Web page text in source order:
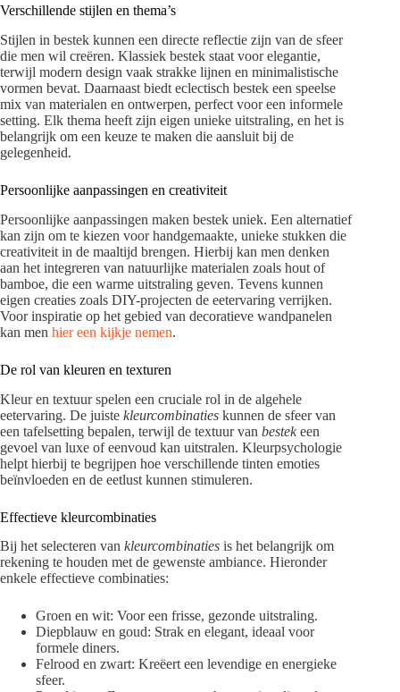
Verschillende stijlen en thema’s
Stijlen in bestek kunnen een directe reflectie zijn van de sfeer
die men wil creëren. Klassiek bestek staat voor elegantie,
terwijl modern design vaak strakke lijnen en minimalistische
vormen bevat. Daarnaast biedt eclectisch bestek een speelse
mix van materialen en ontwerpen, perfect voor een informele
setting. Elk thema heeft zijn eigen unieke uitstraling, en het is
belangrijk om een keuze te maken die aansluit bij de
gelegenheid.
Persoonlijke aanpassingen en creativiteit
Persoonlijke aanpassingen maken bestek uniek. Een alternatief
kan zijn om te kiezen voor handgemaakte, unieke stukken die
creativiteit in de maaltijd brengen. Hierbij kan men denken
aan het integreren van natuurlijke materialen zoals hout of
bamboe, die een warme uitstraling geven. Tevens kunnen
eigen creaties zoals DIY-projecten de eetervaring verrijken.
Voor inspiratie op het gebied van decoratieve wandpanelen
kan men hier een kijkje nemen.
De rol van kleuren en texturen
Kleur en textuur spelen een cruciale rol in de algehele
eetervaring. De juiste kleurcombinaties kunnen de sfeer van
een tafelsetting bepalen, terwijl de textuur van bestekeen
gevoel van luxe of eenvoud kan uitstralen. Kleurpsychologie
helpt hierbij te begrijpen hoe verschillende tinten emoties
beïnvloeden en de eetlust kunnen stimuleren.
Effectieve kleurcombinaties
Bij het selecteren van kleurcombinaties is het belangrijk om
rekening te houden met de gewenste ambiance. Hieronder
enkele effectieve combinaties:
Groen en wit: Voor een frisse, gezonde uitstraling.
Diepblauw en goud: Strak en elegant, ideaal voor
formele diners.
Felrood en zwart: Kreëert een levendige en energieke
sfeer.